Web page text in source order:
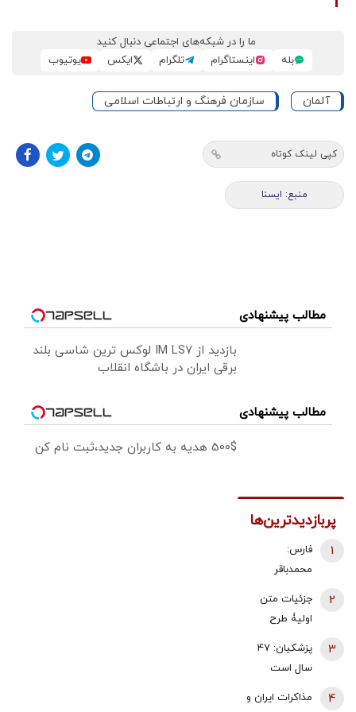
ما را در شبکه‌های اجتماعی دنبال کنید
بله
اینستاگرام تلگرام ایکس یوتیوب
آلمان سازمان فرهنگ و ارتباطات اسلامی
کپی لینک کوتاه
منبع: ايسنا
مطالب پیشنهادی
بازدید از IM LS7 لوکس ترین شاسی بلند
برقی ایران در باشگاه انقلاب
مطالب پیشنهادی
500$ هدیه به کاربران جدید،ثبت نام کن
پربازدیدترین‌ها
فارس:
محمدباقر
داد/ محسن
رضایی دبیر
شورای عالی
امنیت ملی شد
1
جزئیات متن
اولیۀ طرح
مدیریت تنگه
هرمز منتشر
شد
2
پزشکیان: ۴۷
سال است
درست کار
3
مذاکرات ایران و
4